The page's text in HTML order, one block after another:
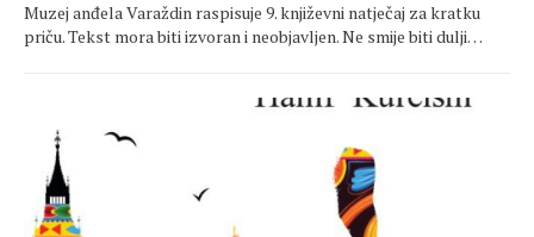
Muzej anđela Varaždin raspisuje 9. književni natječaj za kratku
priču. Tekst mora biti izvoran i neobjavljen. Ne smije biti dulji…